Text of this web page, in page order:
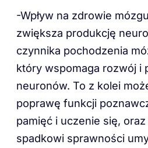
-Wpływ na zdrowie
zwiększa produkcję
czynnika pochodzenia
który wspomaga rozwój i
neuronów. To z kolei
poprawę funkcji
pamięć i uczenie się,
spadkowi sprawności